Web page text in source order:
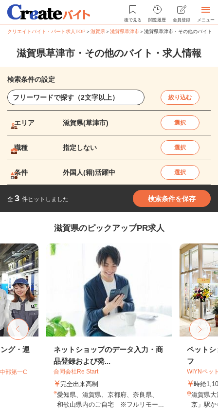
後で見る 閲覧履歴 会員登録 メニュー
クリエイトバイト・パート求人TOP ＞滋賀県＞滋賀県草津市＞滋賀県草津市・その他のバイト
滋賀県草津市・その他のバイト・求人情報
検索条件の設定
絞り込む
エリア 滋賀県(草津市) 選択
職種 指定しない 選択
条件 外国人(籍)活躍中 選択
全 3 件ヒットしました 検索条件を保存
滋賀県のピックアップPR求人
グ・運
部第一C
ネットショップのデータ入力・商
品登録および発...
合同会社Re Start
完全出来高制
愛知県、滋賀県、京都府、奈良県、
和歌山県内のご自宅 ※フルリモー...
ペットシ
フ
WIYNペッ
時給
滋賀県
京」駅